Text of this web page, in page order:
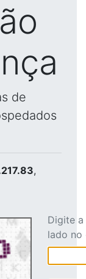
de
,
Digite
lado no